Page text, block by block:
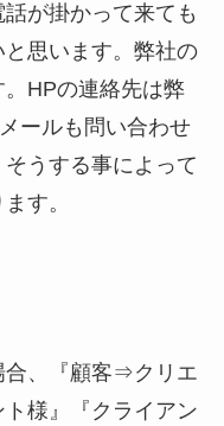
が掛かって来ても
思います。弊社の
HPの連絡先は弊
ールも問い合わせ
うする事によって
す。
合、『顧客⇒クリエ
様』『クライアン